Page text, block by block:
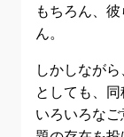
もちろん、
ん。
しかしなが
としても、
いろいろな